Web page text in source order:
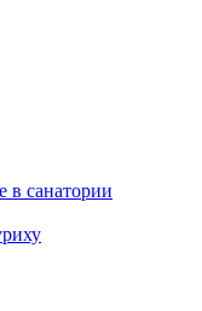
в санатории